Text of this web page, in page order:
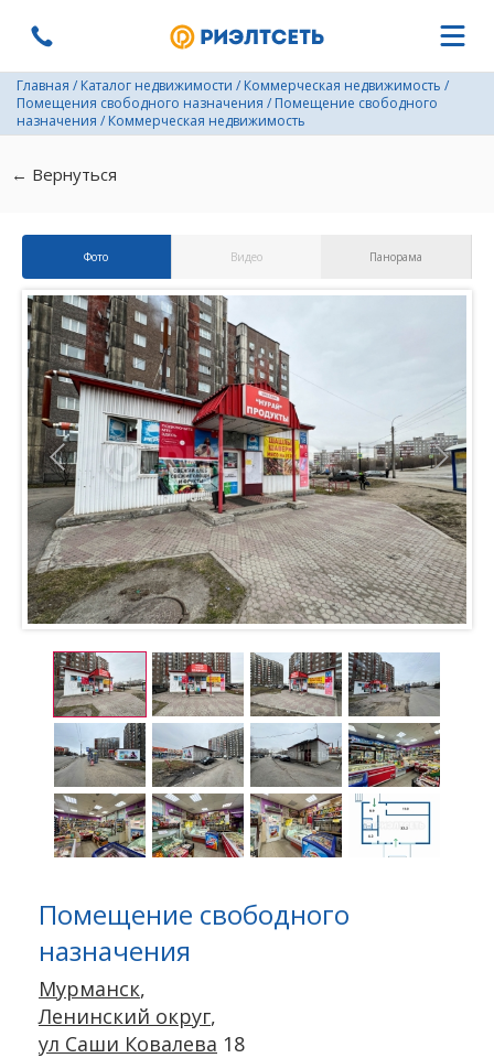
Главная / Каталог недвижимости / Коммерческая недвижимость /
Помещения свободного назначения / Помещение свободного
назначения / Коммерческая недвижимость
← Вернуться
Фото Видео Панорама
Помещение свободного
назначения
Мурманск,
Ленинский округ,
ул Саши Ковалева 18